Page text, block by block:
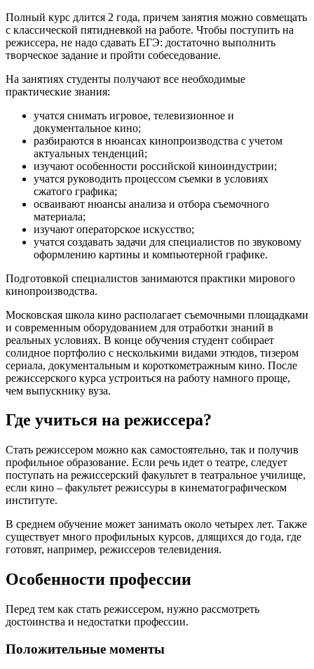
Полный курс длится 2 года, причем занятия можно совмещать
с классической пятидневкой на работе. Чтобы поступить на
режиссера, не надо сдавать ЕГЭ: достаточно выполнить
творческое задание и пройти собеседование.
На занятиях студенты получают все необходимые
практические знания:
учатся снимать игровое, телевизионное и
документальное кино;
разбираются в нюансах кинопроизводства с учетом
актуальных тенденций;
изучают особенности российской киноиндустрии;
учатся руководить процессом съемки в условиях
сжатого графика;
осваивают нюансы анализа и отбора съемочного
материала;
изучают операторское искусство;
учатся создавать задачи для специалистов по звуковому
оформлению картины и компьютерной графике.
Подготовкой специалистов занимаются практики мирового
кинопроизводства.
Московская школа кино располагает съемочными площадками
и современным оборудованием для отработки знаний в
реальных условиях. В конце обучения студент собирает
солидное портфолио с несколькими видами этюдов, тизером
сериала, документальным и короткометражным кино. После
режиссерского курса устроиться на работу намного проще,
чем выпускнику вуза.
Где учиться на режиссера?
Стать режиссером можно как самостоятельно, так и получив
профильное образование. Если речь идет о театре, следует
поступать на режиссерский факультет в театральное училище,
если кино – факультет режиссуры в кинематографическом
институте.
В среднем обучение может занимать около четырех лет. Также
существует много профильных курсов, длящихся до года, где
готовят, например, режиссеров телевидения.
Особенности профессии
Перед тем как стать режиссером, нужно рассмотреть
достоинства и недостатки профессии.
Положительные моменты